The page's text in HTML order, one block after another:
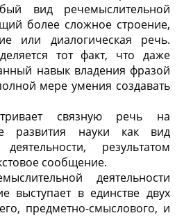
вид речемыслительной
более сложное строение,
или диалогическая речь.
тот факт, что даже
навык владения фразой
мере умения создавать
связную речь на
развития науки как вид
результатом
сообщение.
деятельности
выступает в единстве двух
предметно-смыслового, и